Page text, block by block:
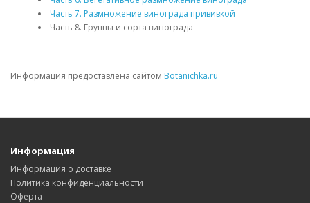
Часть 7. Размножение винограда прививкой
Часть 8. Группы и сорта винограда
Информация предоставлена сайтом Botanichka.ru
Информация
Информация о доставке
Политика конфиденциальности
Оферта